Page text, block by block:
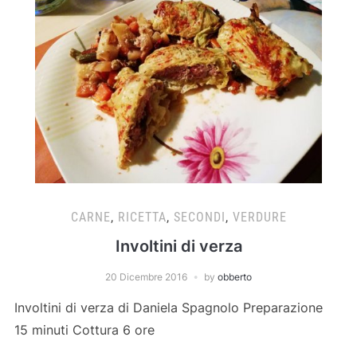
CARNE, RICETTA, SECONDI, VERDURE
Involtini di verza
20 Dicembre 2016 by obberto
Involtini di verza di Daniela Spagnolo Preparazione
15 minuti Cottura 6 ore